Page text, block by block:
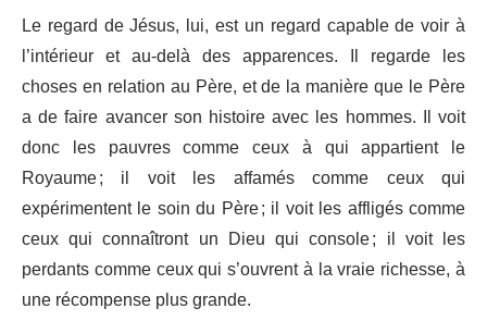
Le regard de Jésus, lui, est un regard capable de voir à
l’intérieur et au-delà des apparences. Il regarde les
choses en relation au Père, et de la manière que le Père
a de faire avancer son histoire avec les hommes. Il voit
donc les pauvres comme ceux à qui appartient le
Royaume ; il voit les affamés comme ceux qui
expérimentent le soin du Père ; il voit les affligés comme
ceux qui connaîtront un Dieu qui console ; il voit les
perdants comme ceux qui s’ouvrent à la vraie richesse, à
une récompense plus grande.